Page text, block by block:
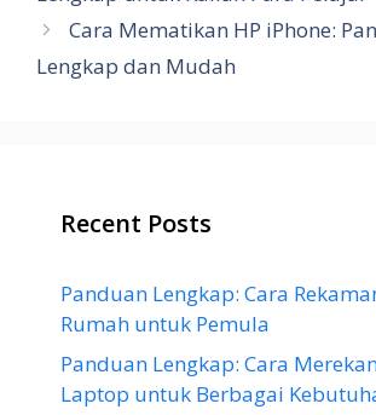
Cara Mematikan HP iPhone:
Lengkap dan Mudah
Recent Posts
Panduan Lengkap: Cara
Rumah untuk Pemula
Panduan Lengkap: Cara
Laptop untuk Berbagai